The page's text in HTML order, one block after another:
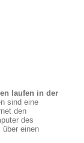
laufen in der
sind eine
den
des
über einen